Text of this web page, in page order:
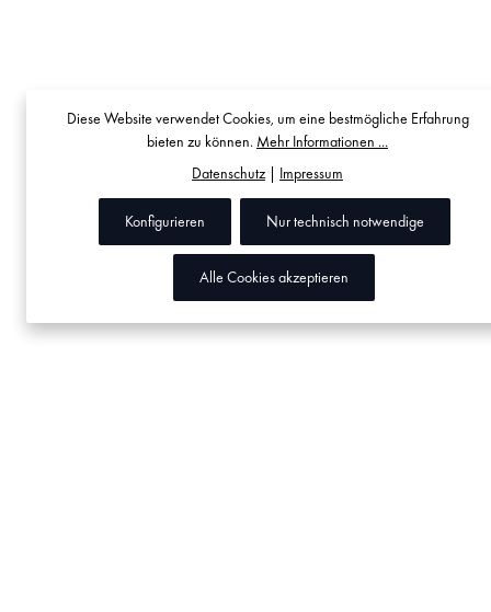
Diese Website verwendet Cookies, um eine bestmögliche Erfahrung
bieten zu können. Mehr Informationen ...
Datenschutz| Impressum
Nur technisch notwendige
Konfigurieren
Alle Cookies akzeptieren